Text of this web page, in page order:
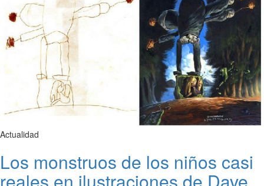
Actualidad
Los monstruos de los niños casi
reales en ilustraciones de Dave